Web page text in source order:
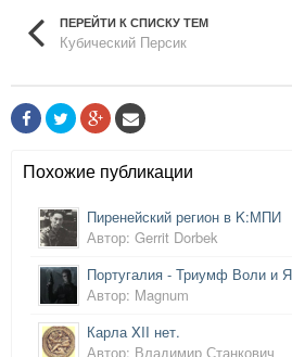
ПЕРЕЙТИ К СПИСКУ ТЕМ
Кубический Персик
Похожие публикации
Пиренейский регион в K:МПИ
Автор: Gerrit Dorbek
Португалия - Триумф Воли и
Автор: Magnum
Карла XII нет.
Автор: Владимир Станкович